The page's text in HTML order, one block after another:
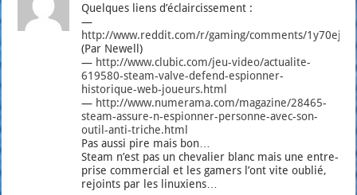
Quelques liens d’é­clair­cis­se­ment :
—
http://www.reddit.com/r/gaming/comments/1y70ej/
(Par Newell)
— http://www.clubic.com/jeu-video/actualite-
619580-steam-valve-defend-espionner-
historique-web-joueurs.html
— http://www.numerama.com/magazine/28465-
steam-assure-n-espionner-personne-avec-son-
outil-anti-triche.html
Pas aus­si pire mais bon…
Steam n’est pas un che­va­lier blanc mais une entre­
prise com­mer­cial et les gamers l’ont vite oublié,
rejoints par les linuxiens…